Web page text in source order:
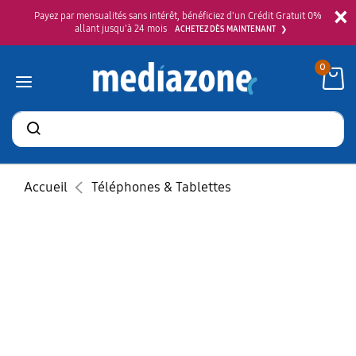
×
Payez par mensualités sans intérêt, bénéficiez d'un Crédit Gratuit 0%
allant jusqu'à 24 mois
ACHETEZ DÈS MAINTENANT
Rechercher
des
produits
0
Accueil Téléphones & Tablettes